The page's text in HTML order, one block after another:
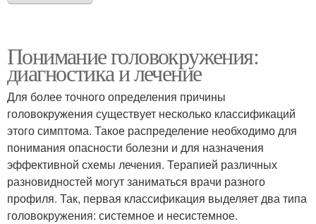
Понимание головокружения:
диагностика и лечение
Для более точного определения причины
головокружения существует несколько классификаций
этого симптома. Такое распределение необходимо для
понимания опасности болезни и для назначения
эффективной схемы лечения. Терапией различных
разновидностей могут заниматься врачи разного
профиля. Так, первая классификация выделяет два типа
головокружения: системное и несистемное.